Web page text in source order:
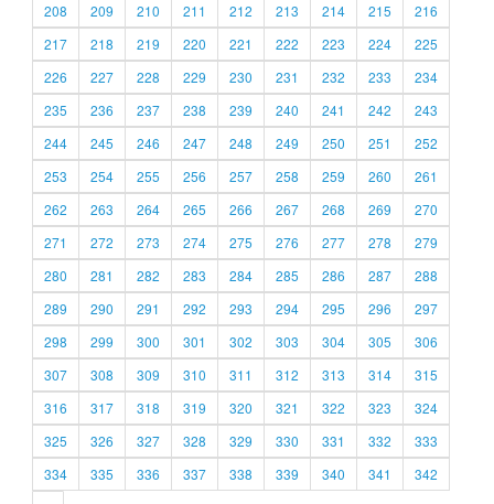
208
209 210 211 212 213 214 215
216
217
218 219 220 221 222 223 224
225
226
227 228 229 230 231 232 233
234
235
236 237 238 239 240 241 242
243
244
245 246 247 248 249 250 251
252
253
254 255 256 257 258 259 260
261
262
263 264 265 266 267 268 269
270
271
272 273 274 275 276 277 278
279
280
281 282 283 284 285 286 287
288
289
290 291 292 293 294 295 296
297
298
299 300 301 302 303 304 305
306
307
308 309 310 311 312 313 314
315
316
317 318 319 320 321 322 323
324
325
326 327 328 329 330 331 332
333
334
335 336 337 338 339 340 341
342